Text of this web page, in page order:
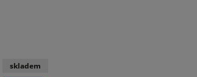
skladem